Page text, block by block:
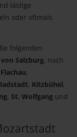
lästige
oder oftmals
folgenden
Salzburg, nach
Flachau,
, Kitzbühel,
, St. Wolfgang und